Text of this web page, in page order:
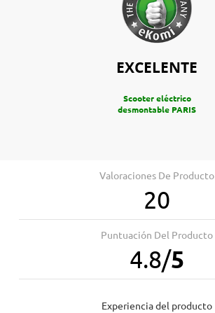
EXCELENTE
Scooter eléctrico
desmontable PARIS
Valoraciones De Producto
20
Puntuación Del Producto
4.8/5
Experiencia del producto